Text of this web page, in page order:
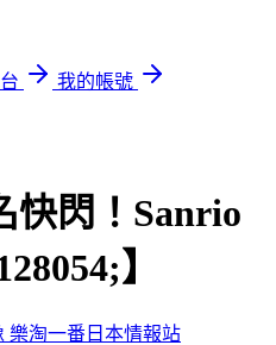
我的帳號
快閃！Sanrio
】
樂淘一番日本情報站